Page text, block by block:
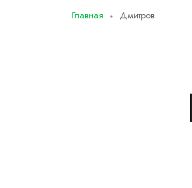
Главная Дмитров